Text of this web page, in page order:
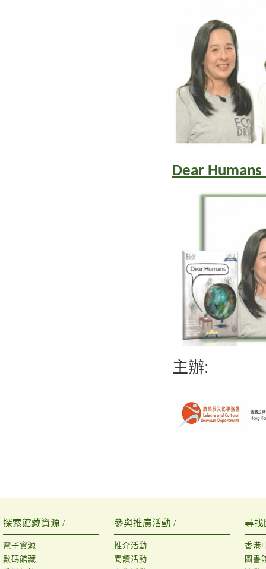
Dear
主辦:
探索館藏資源 /
電子資源
數碼館藏
參與推廣活動 /
推介活動
閱讀活動
尋找
香港
圖書